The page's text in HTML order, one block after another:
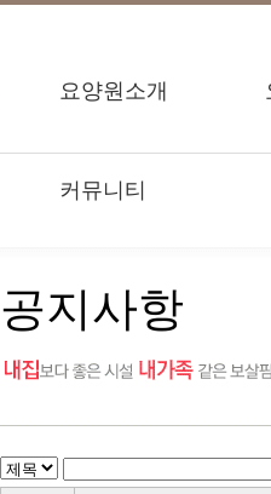
요양원소개
커뮤니티
공지사항